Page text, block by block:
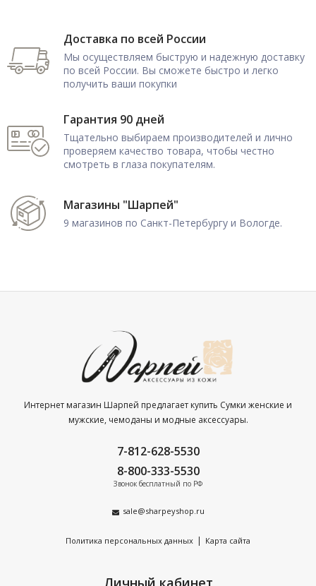
Доставка по всей России
Мы осуществляем быструю и надежную доставку
по всей России. Вы сможете быстро и легко
получить ваши покупки
Гарантия 90 дней
Тщательно выбираем производителей и лично
проверяем качество товара, чтобы честно
смотреть в глаза покупателям.
Магазины "Шарпей"
9 магазинов по Санкт-Петербургу и Вологде.
Интернет магазин Шарпей предлагает купить Сумки женские и
мужские, чемоданы и модные аксессуары.
7-812-628-5530
8-800-333-5530
Звонок бесплатный по РФ
sale@sharpeyshop.ru
Политика персональных данных | Карта сайта
Личный кабинет